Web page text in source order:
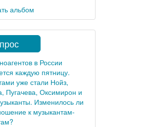
альбом
в России
каждую пятницу.
уже стали Нойз,
Пугачева, Оксимирон и
Изменилось ли
к музыкантам-